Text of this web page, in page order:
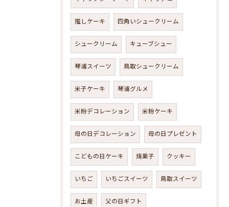
推しケーキ 四角いシュークリーム
シュークリーム キューブシュー
琴浦スイーツ 鳥取シュークリーム
米子ケーキ 琴浦グルメ
米粉デコレーション 米粉ケーキ
母の日デコレーション 母の日プレゼント
こどもの日ケーキ 焼菓子 クッキー
いちご いちごスイーツ 鳥取スイーツ
お土産 父の日ギフト